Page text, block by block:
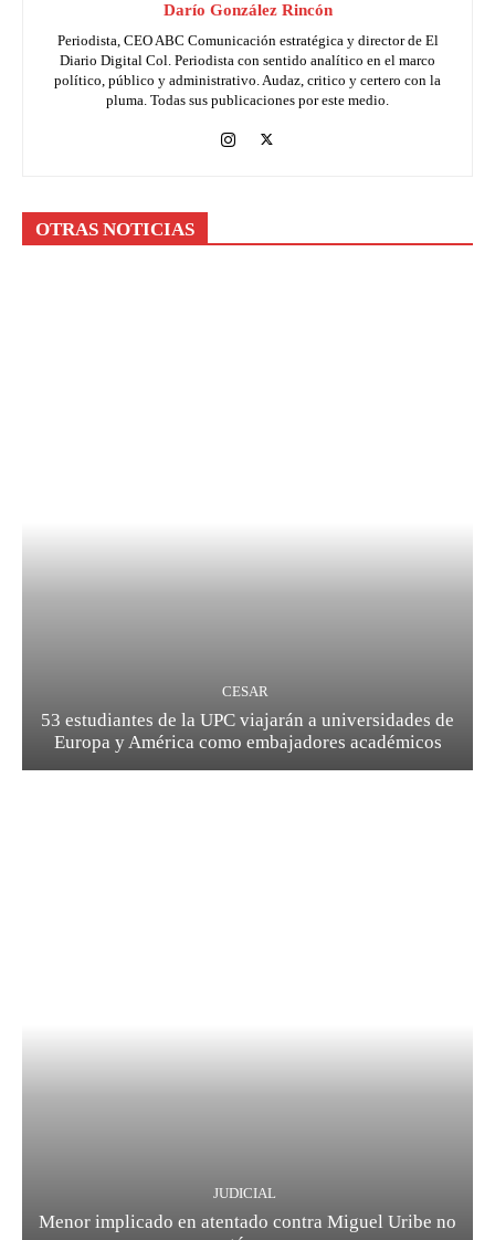
Darío González Rincón
Periodista, CEO ABC Comunicación estratégica y director de El
Diario Digital Col. Periodista con sentido analítico en el marco
político, público y administrativo. Audaz, critico y certero con la
pluma. Todas sus publicaciones por este medio.
OTRAS NOTICIAS
CESAR
53 estudiantes de la UPC viajarán a universidades de
Europa y América como embajadores académicos
JUDICIAL
Menor implicado en atentado contra Miguel Uribe no